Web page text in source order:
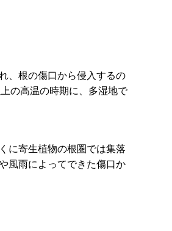
、根の傷口から侵入するの
の高温の時期に、多湿地で
に寄生植物の根圏では集落
風雨によってできた傷口か